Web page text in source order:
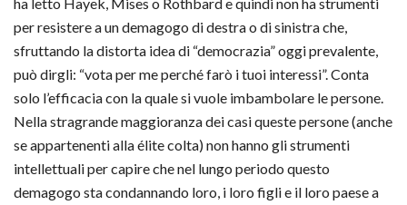
per resistere a un demagogo di destra o di sinistra che,
sfruttando la distorta idea di “democrazia” oggi prevalente,
può dirgli: “vota per me perché farò i tuoi interessi”. Conta
solo l’efficacia con la quale si vuole imbambolare le persone.
Nella stragrande maggioranza dei casi queste persone (anche
se appartenenti alla élite colta) non hanno gli strumenti
intellettuali per capire che nel lungo periodo questo
demagogo sta condannando loro, i loro figli e il loro paese a